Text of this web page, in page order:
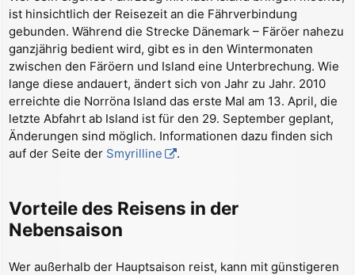
ist hinsichtlich der Reisezeit an die Fährverbindung
gebunden. Während die Strecke Dänemark – Färöer nahezu
ganzjährig bedient wird, gibt es in den Wintermonaten
zwischen den Färöern und Island eine Unterbrechung. Wie
lange diese andauert, ändert sich von Jahr zu Jahr. 2010
erreichte die Norröna Island das erste Mal am 13. April, die
letzte Abfahrt ab Island ist für den 29. September geplant,
Änderungen sind möglich. Informationen dazu finden sich
auf der Seite der Smyrilline .
Vorteile des Reisens in der
Nebensaison
Wer außerhalb der Hauptsaison reist, kann mit günstigeren